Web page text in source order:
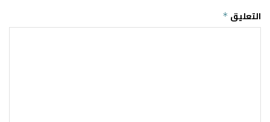
التعليق *